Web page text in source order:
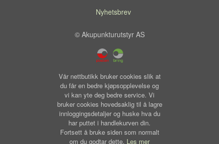
Nyhetsbrev
© Akupunkturutstyr AS
Vår nettbutikk bruker cookies slik at
du får en bedre kjøpsopplevelse og
vi kan yte deg bedre service. Vi
bruker cookies hovedsaklig til å lagre
innloggingsdetaljer og huske hva du
har puttet i handlekurven din.
Fortsett å bruke siden som normalt
om du godtar dette. Les mer